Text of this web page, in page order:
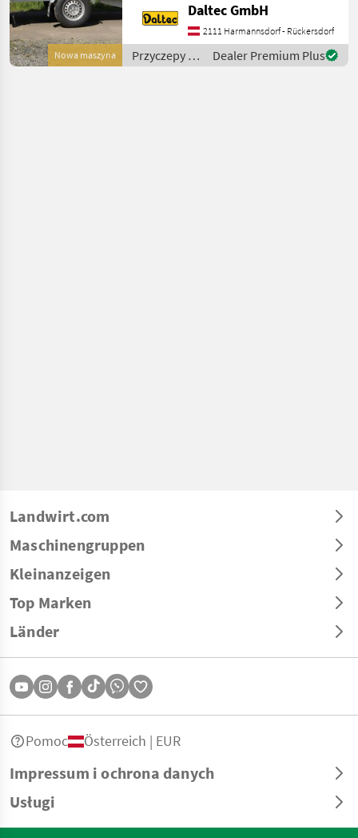
Nowa maszyna
2580x1400x1480
Außenmasse:
4160x1910x2120 Reifen
185R14C 1 Achse Aufbau •
Daltec GmbH
2111 Harmannsdorf - Rückersdorf
Przyczepy /
Daltec
Dealer Premium Plus
Landwirt.com
Maschinengruppen
Kleinanzeigen
Top Marken
Länder
Impressum i ochrona danych
Usługi
Pomoc Österreich | EUR